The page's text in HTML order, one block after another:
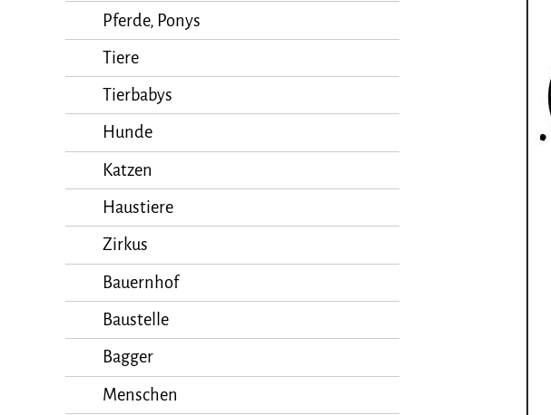
Pferde, Ponys
Tiere
Tierbabys
Hunde
Katzen
Haustiere
Zirkus
Bauernhof
Baustelle
Bagger
Menschen